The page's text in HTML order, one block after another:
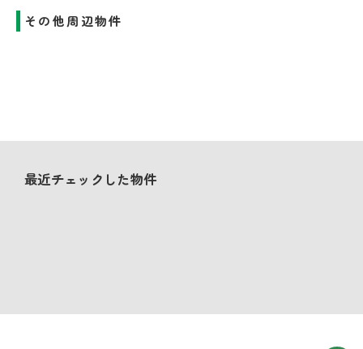
その他周辺物件
最近チェックした物件